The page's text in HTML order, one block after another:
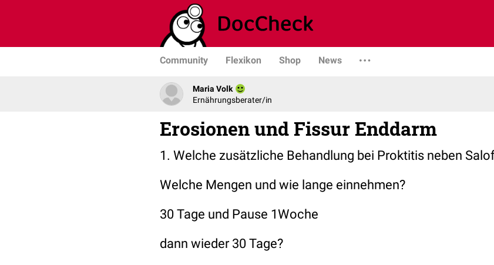
Community Flexikon Shop News
Maria Volk
Ernährungsberater/in
Erosionen und Fissur Enddarm
1. Welche zusätzliche Behandlung bei Proktitis neben
Welche Mengen und wie lange einnehmen?
30 Tage und Pause 1Woche
dann wieder 30 Tage?